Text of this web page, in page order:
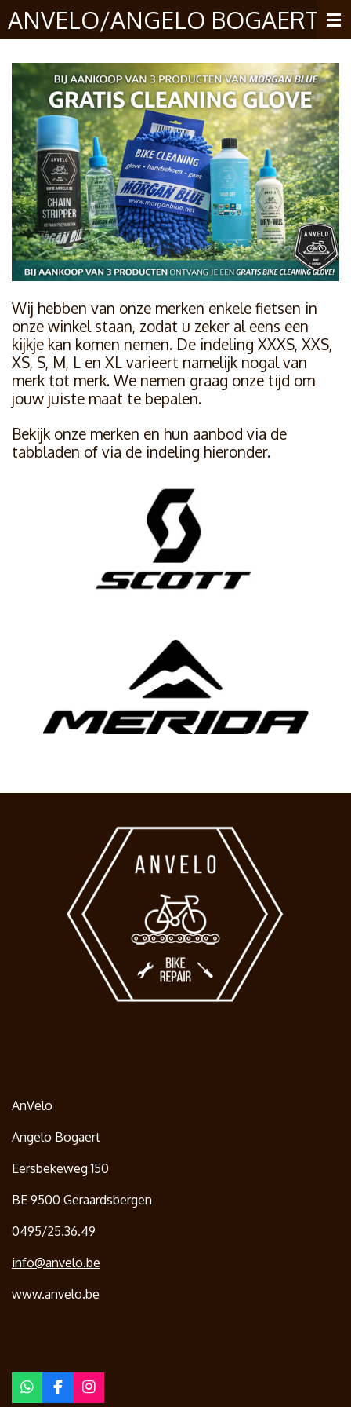
Ga
direct
de
hoofdinhoud
ANVELO/ANGELO BOGAERT
Wij hebben van onze merken enkele fietsen in
onze winkel staan, zodat u zeker al eens een
kijkje kan komen nemen. De indeling XXXS, XXS,
XS, S, M, L en XL varieert namelijk nogal van
merk tot merk. We nemen graag onze tijd om
jouw juiste maat te bepalen.
Bekijk onze merken en hun aanbod via de
tabbladen of via de indeling hieronder.
AnVelo
Angelo Bogaert
Eersbekeweg 150
BE 9500 Geraardsbergen
0495/25.36.49
info@anvelo.be
www.anvelo.be
W
F
I